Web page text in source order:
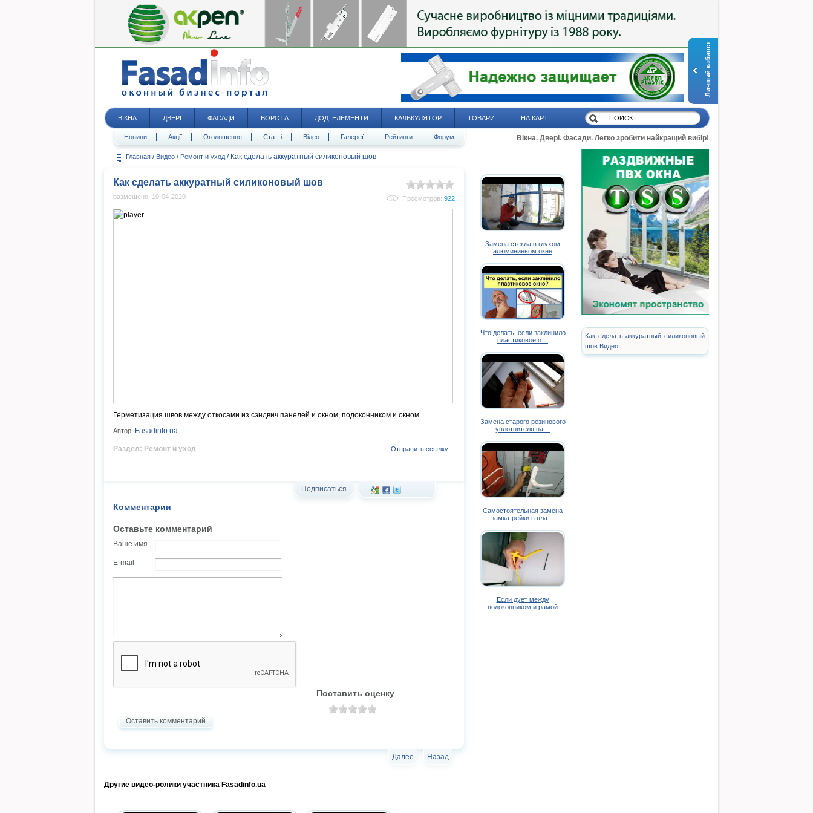
Личный кабинет
ВІКНА ДВЕРІ ФАСАДИ ВОРОТА ДОД. ЕЛЕМЕНТИ КАЛЬКУЛЯТОР ТОВАРИ НА КАРТІ
Новини Акції Оголошення Статті Відео Галереї Рейтинги Форум Вікна. Двері. Фасади. Легко зробити найкращий вибір!
Главная / Видео / Ремонт и уход / Как сделать аккуратный силиконовый шов
Как сделать аккуратный силиконовый шов
размещено: 10-04-2020 Просмотров: 922
Герметизация швов между откосами из сэндвич панелей и окном, подоконником и окном.
Автор: Fasadinfo.ua
Раздел: Ремонт и уход Отправить ссылку
Подписаться
Комментарии
Оставьте комментарий
Ваше имя
E-mail
Поставить оценку
Оставить комментарий
Назад
Далее
Другие видео-ролики участника Fasadinfo.ua
Замена стекла в глухом
алюминиевом окне
Что делать, если заклинило
пластиковое о…
Замена старого резинового
уплотнителя на…
Самостоятельная замена
замка-рейки в пла…
Если дует между
подоконником и рамой
Как сделать аккуратный силиконовый
шов Видео